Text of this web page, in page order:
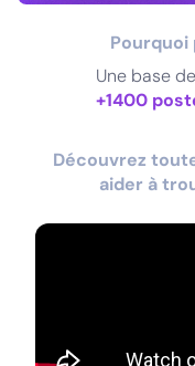
Pourquoi
Une base de
+1400
Découvrez
aider à